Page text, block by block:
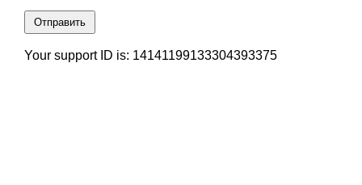
Отправить
Your support ID is: 14141199133304393375